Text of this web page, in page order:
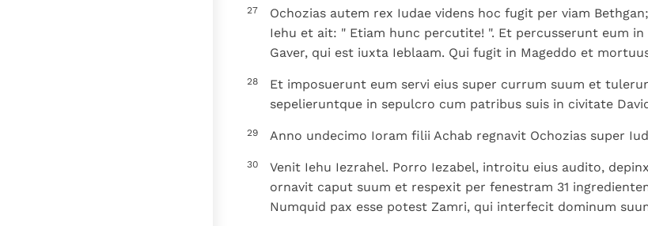
27
Ochozias autem rex Iudae videns hoc fugit per viam
Iehu et ait: " Etiam hunc percutite! ". Et percusserunt eum
Gaver, qui est iuxta Ieblaam. Qui fugit in Mageddo et
28
Et imposuerunt eum servi eius super currum suum et
sepelieruntque in sepulcro cum patribus suis in civitate
29 Anno undecimo Ioram filii Achab regnavit Ochozias super
30
Venit Iehu Iezrahel. Porro Iezabel, introitu eius audito,
ornavit caput suum et respexit per fenestram 31
Numquid pax esse potest Zamri, qui interfecit dominum